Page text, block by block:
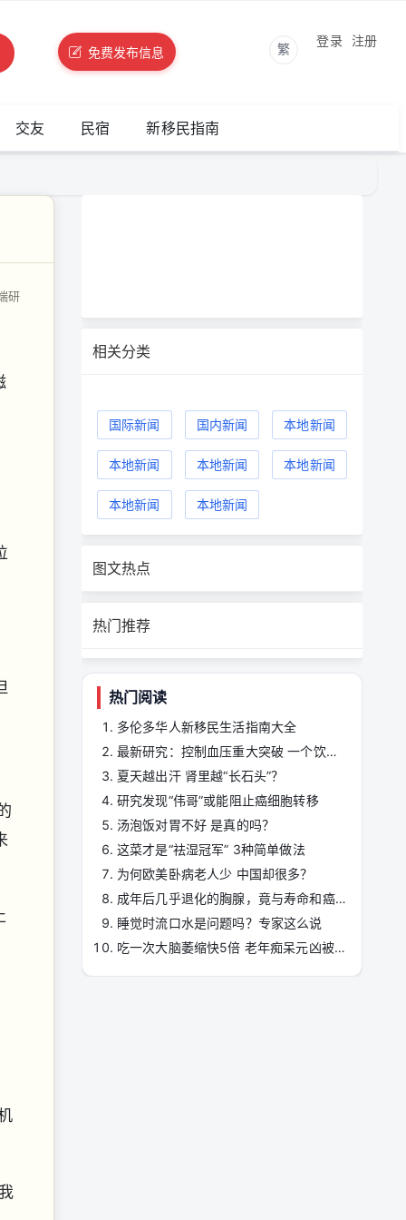
免费发布信息 繁
登录 注册
交友 民宿 新移民指南
研
相关分类
国际新闻 国内新闻 本地新闻
本地新闻 本地新闻 本地新闻
本地新闻 本地新闻
图文热点
热门推荐
热门阅读
多伦多华人新移民生活指南大全
最新研究：控制血压重大突破 一个饮食习惯即可
夏天越出汗 肾里越“长石头”？
研究发现“伟哥”或能阻止癌细胞转移
汤泡饭对胃不好 是真的吗？
这菜才是“祛湿冠军” 3种简单做法
为何欧美卧病老人少 中国却很多？
成年后几乎退化的胸腺，竟与寿命和癌症密切相关
睡觉时流口水是问题吗？专家这么说
吃一次大脑萎缩快5倍 老年痴呆元凶被揪出